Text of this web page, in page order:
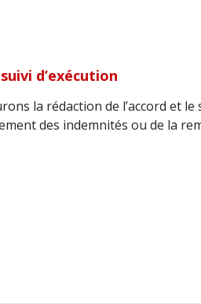
d’exécution
la rédaction de l’accord et le
des indemnités ou de la